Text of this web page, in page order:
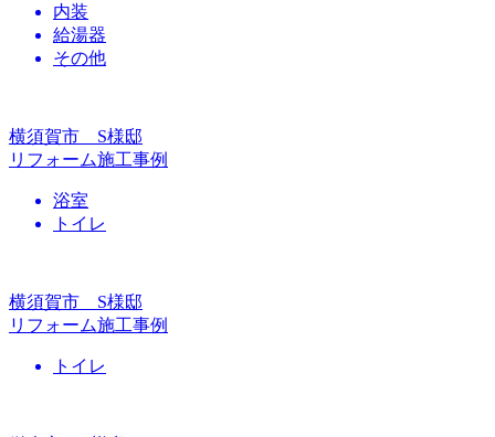
内装
給湯器
その他
横須賀市 S様邸
リフォーム施工事例
浴室
トイレ
横須賀市 S様邸
リフォーム施工事例
トイレ